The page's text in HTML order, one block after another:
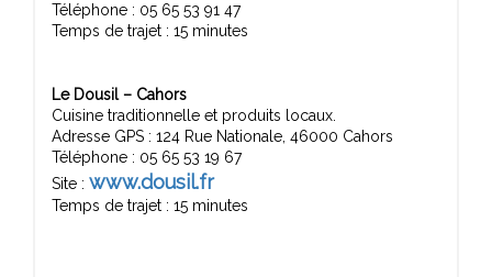
Téléphone : 05 65 53 91 47
Temps de trajet : 15 minutes
Le Dousil – Cahors
Cuisine traditionnelle et produits locaux.
Adresse GPS : 124 Rue Nationale, 46000 Cahors
Téléphone : 05 65 53 19 67
Site : www.dousil.fr
Temps de trajet : 15 minutes